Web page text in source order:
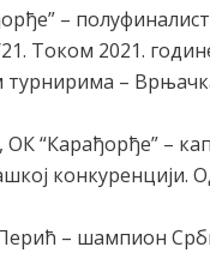
–
Током 2021.
–
“Карађорђе” –
конкуренцији.
– шампион